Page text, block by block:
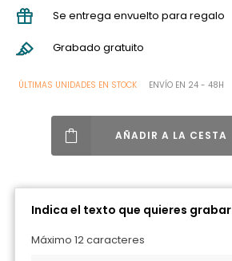
Se entrega envuelto para regalo
Grabado gratuito
ÚLTIMAS UNIDADES EN STOCK ENVÍO EN 24 - 48H
AÑADIR A LA CESTA
Indica el texto que quieres grabar
Máximo 12 caracteres